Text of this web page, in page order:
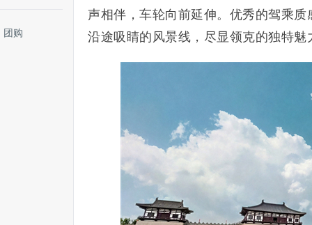
团购
声相伴，车轮向前延伸。优秀的驾乘
沿途吸睛的风景线，尽显领克的独特魅